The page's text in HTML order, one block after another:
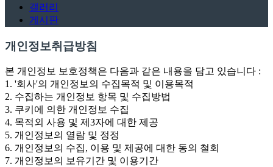
갤러리
게시판
개인정보취급방침
본 개인정보 보호정책은 다음과 같은 내용을 담고 있습니다 :
1. '회사'의 개인정보의 수집목적 및 이용목적
2. 수집하는 개인정보 항목 및 수집방법
3. 쿠키에 의한 개인정보 수집
4. 목적외 사용 및 제3자에 대한 제공
5. 개인정보의 열람 및 정정
6. 개인정보의 수집, 이용 및 제공에 대한 동의 철회
7. 개인정보의 보유기간 및 이용기간